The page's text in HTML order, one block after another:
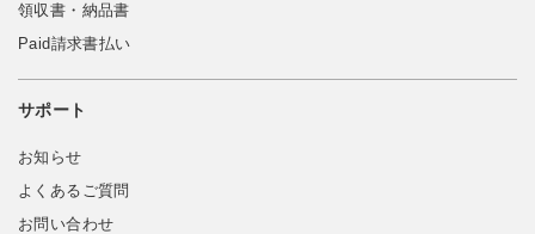
領収書・納品書
Paid請求書払い
サポート
お知らせ
よくあるご質問
お問い合わせ